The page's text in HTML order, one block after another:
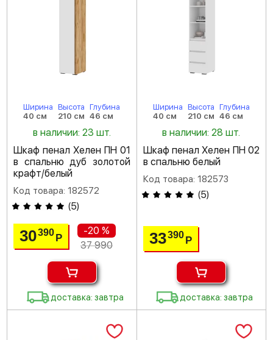
Ширина
40 см
Высота
210 см
Глубина
46 см
в наличии: 23 шт.
Шкаф пенал Хелен ПН 01
в спальню дуб золотой
крафт/белый
Код товара: 182572
(5)
30390Р
-20 %
37 990
доставка: завтра
Ширина
40 см
Высота
210 см
Глубина
46 см
в наличии: 28 шт.
Шкаф пенал Хелен ПН 02
в спальню белый
Код товара: 182573
(5)
33390 Р
доставка: завтра